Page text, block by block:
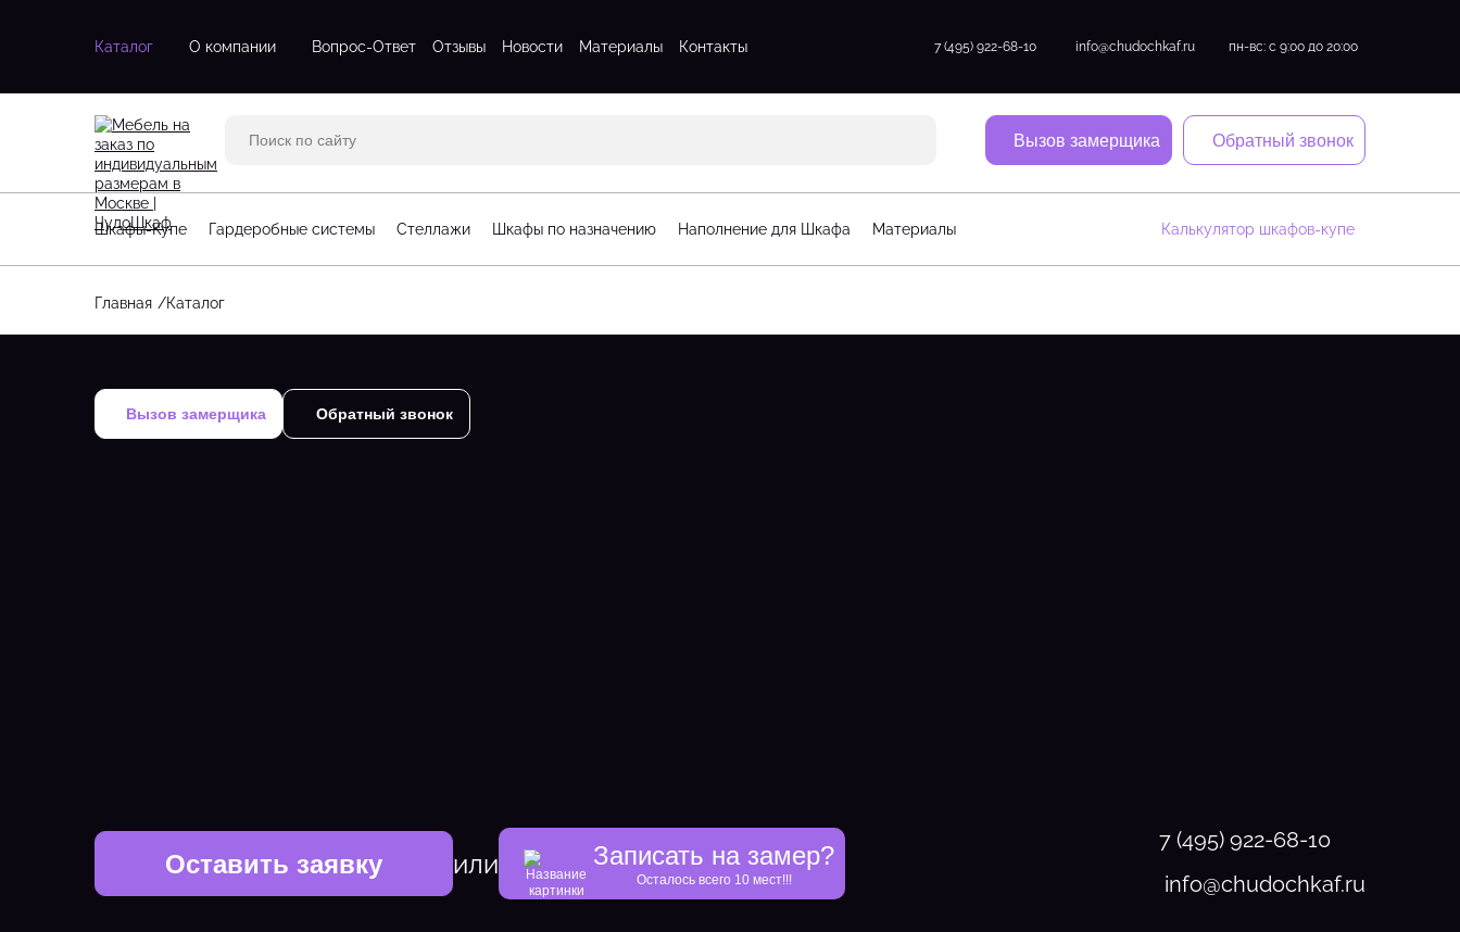
Каталог
Двухдверные шкафы
Трехдверные шкафы
Шкафы с зеркалом
С зеркалом шкафы
Трехстворчатые шкафы
Стенки для гостинной
Стеллажи для гостинной
Большие гардеробные
Угловые гардеробные
Стеллажи для детской
О компании Вопрос-Ответ Отзывы Новости Материалы Контакты 7 (495) 922-68-10 info@chudochkaf.ru пн-вс: с 9:00 до 20:00
Вызов замерщика Обратный звонок
Шкафы-Купе Гардеробные системы Стеллажи Шкафы по назначению Наполнение для Шкафа Материалы Калькулятор шкафов-купе
Главная Каталог
Вызов замерщика Обратный звонок
Оставить заявку или Записать на замер?
Осталось всего 10 мест!!!
7 (495) 922-68-10
info@chudochkaf.ru